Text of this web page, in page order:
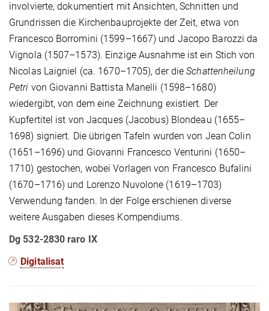
involvierte, dokumentiert mit Ansichten, Schnitten und
Grundrissen die Kirchenbauprojekte der Zeit, etwa von
Francesco Borromini (1599–1667) und Jacopo Barozzi da
Vignola (1507–1573). Einzige Ausnahme ist ein Stich von
Nicolas Laigniel (ca. 1670–1705), der dieSchattenheilung
Petri von Giovanni Battista Manelli (1598–1680)
wiedergibt, von dem eine Zeichnung existiert. Der
Kupfertitel ist von Jacques (Jacobus) Blondeau (1655–
1698) signiert. Die übrigen Tafeln wurden von Jean Colin
(1651–1696) und Giovanni Francesco Venturini (1650–
1710) gestochen, wobei Vorlagen von Francesco Bufalini
(1670–1716) und Lorenzo Nuvolone (1619–1703)
Verwendung fanden. In der Folge erschienen diverse
weitere Ausgaben dieses Kompendiums.
Dg 532-2830 raro IX
Digitalisat